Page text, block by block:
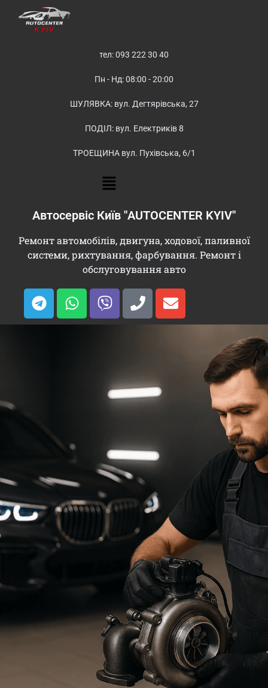
тел: 093 222 30 40
Пн - Нд: 08:00 - 20:00
ШУЛЯВКА: вул. Дегтярівська, 27
ПОДІЛ: вул. Електриків 8
ТРОЕЩИНА вул. Пухівська, 6/1
Автосервіс Київ "AUTOCENTER KYIV"
Ремонт автомобілів, двигуна, ходової, паливної
системи, рихтування, фарбування. Ремонт і
обслуговування авто